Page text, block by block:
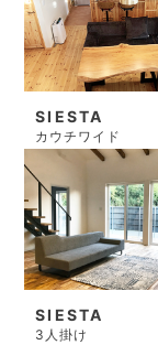
SIESTA
カウチワイド
SIESTA
3人掛け